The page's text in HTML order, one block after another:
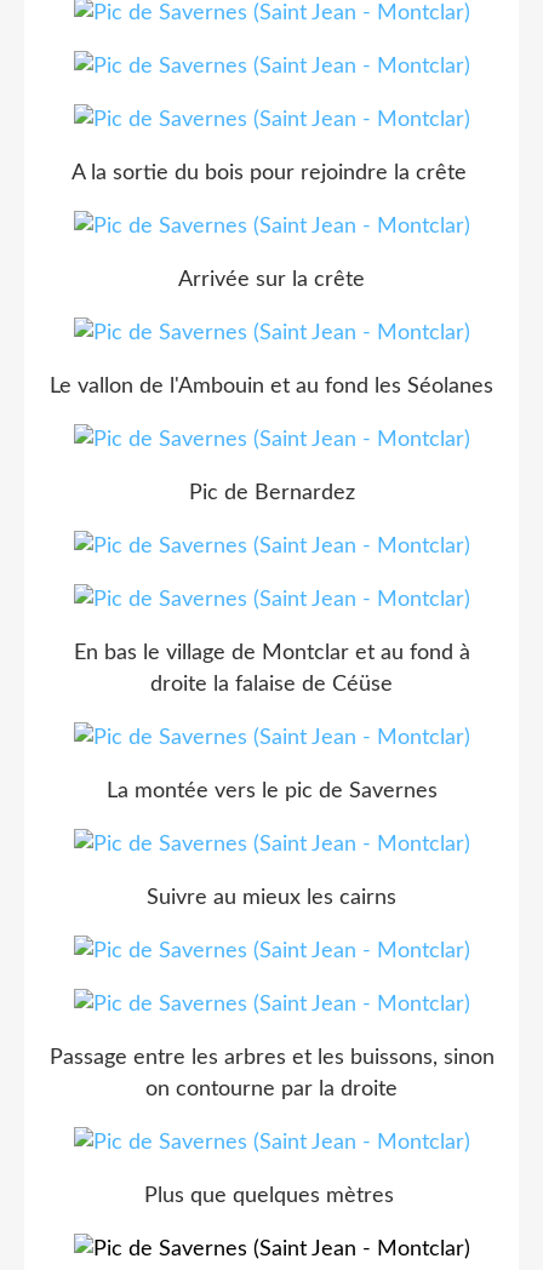
A la sortie du bois pour rejoindre la crête
Arrivée sur la crête
Le vallon de l'Ambouin et au fond les Séolanes
Pic de Bernardez
En bas le village de Montclar et au fond à
droite la falaise de Céüse
La montée vers le pic de Savernes
Suivre au mieux les cairns
Passage entre les arbres et les buissons, sinon
on contourne par la droite
Plus que quelques mètres